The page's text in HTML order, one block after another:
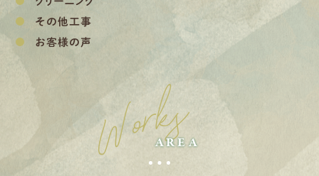
その他工事
お客様の声
Works
AREA